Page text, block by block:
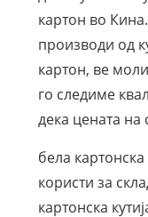
картон во
производи од
картон, ве
го следиме
дека цената на
бела
користи за
картонска